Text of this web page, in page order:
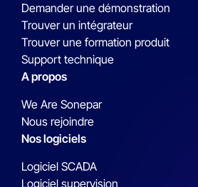
Demander une démonstration
Trouver un intégrateur
Trouver une formation produit
Support technique
A propos
We Are Sonepar
Nous rejoindre
Nos logiciels
Logiciel SCADA
Logiciel supervision